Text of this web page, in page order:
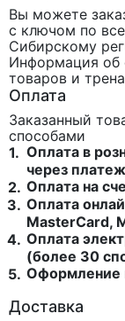
Вы можете
с ключом по
Сибирскому
Информация об
товаров и
Оплата
Заказанный
способами
1. Оплата в
через
2. Оплата на
3. Оплата
MasterCard,
4. Оплата
(более 30
5. Оформление
Доставка